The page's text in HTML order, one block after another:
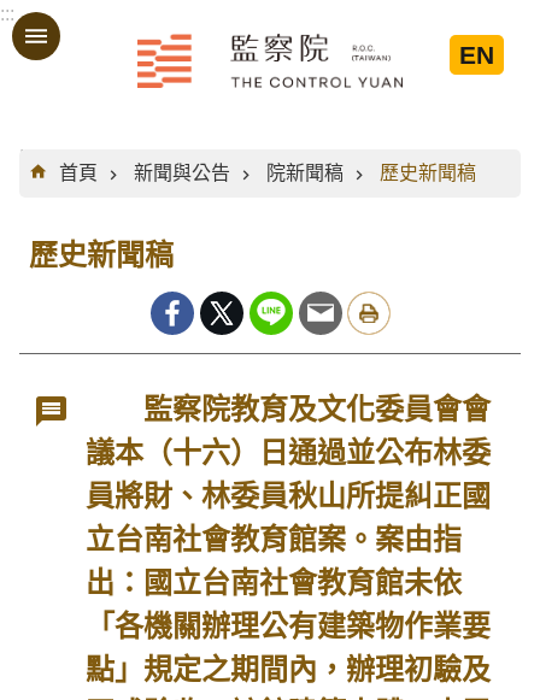
跳到主要內容區塊
:::
EN
:::
首頁
新聞與公告 院新聞稿 歷史新聞稿
歷史新聞稿
監察院教育及文化委員會會
議本（十六）日通過並公布林委
員將財、林委員秋山所提糾正國
立台南社會教育館案。案由指
出：國立台南社會教育館未依
「各機關辦理公有建築物作業要
點」規定之期間內，辦理初驗及